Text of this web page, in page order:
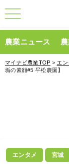
農業ニュース
マイナビ農業TOP > エン
垢の素顔#5 平松農園】
エンタメ 宮城